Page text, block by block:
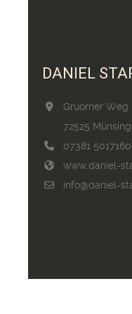
DANIEL
Gruorner Weg
72525
07381 5017160
www.daniel-
info@daniel-